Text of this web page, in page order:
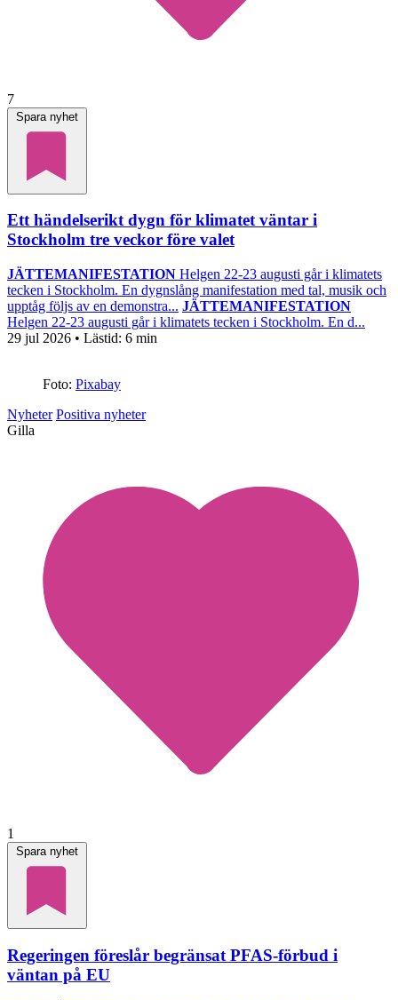
7
Spara nyhet
Ett händelserikt dygn för klimatet väntar i
Stockholm tre veckor före valet
JÄTTEMANIFESTATION Helgen 22-23 augusti går i klimatets
tecken i Stockholm. En dygnslång manifestation med tal, musik och
upptåg följs av en demonstra... JÄTTEMANIFESTATION
Helgen 22-23 augusti går i klimatets tecken i Stockholm. En d...
29 jul 2026 • Lästid: 6 min
Foto: Pixabay
Nyheter Positiva nyheter
Gilla
1
Spara nyhet
Regeringen föreslår begränsat PFAS-förbud i
väntan på EU